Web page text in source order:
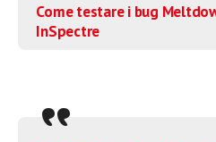
Come testare i bug
InSpectre